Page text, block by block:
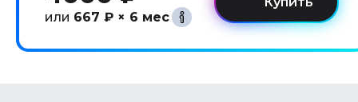
или 667 ₽ × 6 мес